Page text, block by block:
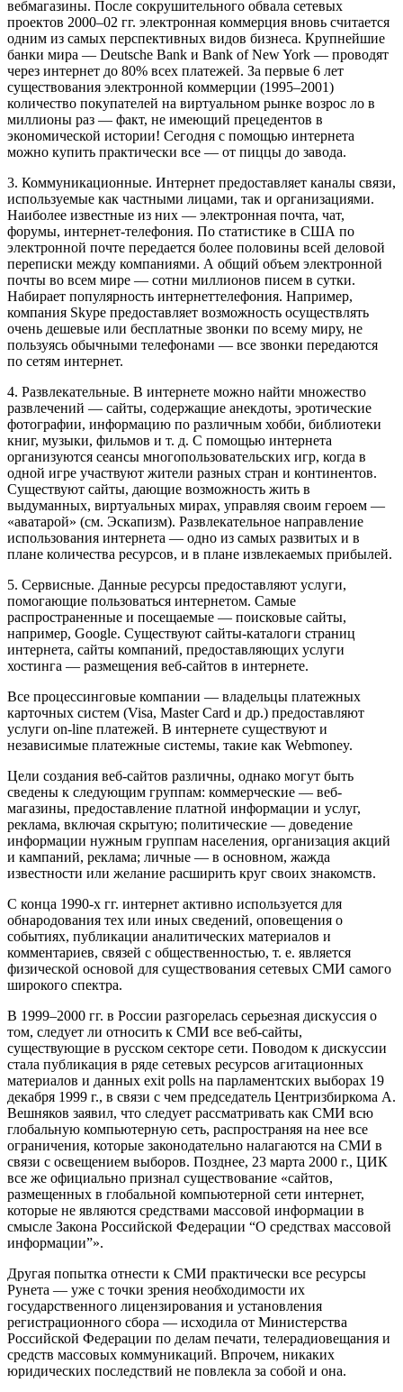
вебмагазины. После сокрушительного обвала сетевых
проектов 2000–02 гг. электронная коммерция вновь считается
одним из самых перспективных видов бизнеса. Крупнейшие
банки мира — Deutsche Bank и Bank of New York — проводят
через интернет до 80% всех платежей. За первые 6 лет
существования электронной коммерции (1995–2001)
количество покупателей на виртуальном рынке возрос ло в
миллионы раз — факт, не имеющий прецедентов в
экономической истории! Сегодня с помощью интернета
можно купить практически все — от пиццы до завода.
3. Коммуникационные. Интернет предоставляет каналы связи,
используемые как частными лицами, так и организациями.
Наиболее известные из них — электронная почта, чат,
форумы, интернет-телефония. По статистике в США по
электронной почте передается более половины всей деловой
переписки между компаниями. А общий объем электронной
почты во всем мире — сотни миллионов писем в сутки.
Набирает популярность интернеттелефония. Например,
компания Skype предоставляет возможность осуществлять
очень дешевые или бесплатные звонки по всему миру, не
пользуясь обычными телефонами — все звонки передаются
по сетям интернет.
4. Развлекательные. В интернете можно найти множество
развлечений — сайты, содержащие анекдоты, эротические
фотографии, информацию по различным хобби, библиотеки
книг, музыки, фильмов и т. д. С помощью интернета
организуются сеансы многопользовательских игр, когда в
одной игре участвуют жители разных стран и континентов.
Существуют сайты, дающие возможность жить в
выдуманных, виртуальных мирах, управляя своим героем —
«аватарой» (см. Эскапизм). Развлекательное направление
использования интернета — одно из самых развитых и в
плане количества ресурсов, и в плане извлекаемых прибылей.
5. Сервисные. Данные ресурсы предоставляют услуги,
помогающие пользоваться интернетом. Самые
распространенные и посещаемые — поисковые сайты,
например, Google. Существуют сайты-каталоги страниц
интернета, сайты компаний, предоставляющих услуги
хостинга — размещения веб-сайтов в интернете.
Все процессинговые компании — владельцы платежных
карточных систем (Visa, Master Card и др.) предоставляют
услуги on-line платежей. В интернете существуют и
независимые платежные системы, такие как Webmoney.
Цели создания веб-сайтов различны, однако могут быть
сведены к следующим группам: коммерческие — веб-
магазины, предоставление платной информации и услуг,
реклама, включая скрытую; политические — доведение
информации нужным группам населения, организация акций
и кампаний, реклама; личные — в основном, жажда
известности или желание расширить круг своих знакомств.
С конца 1990-х гг. интернет активно используется для
обнародования тех или иных сведений, оповещения о
событиях, публикации аналитических материалов и
комментариев, связей с общественностью, т. е. является
физической основой для существования сетевых СМИ самого
широкого спектра.
В 1999–2000 гг. в России разгорелась серьезная дискуссия о
том, следует ли относить к СМИ все веб-сайты,
существующие в русском секторе сети. Поводом к дискуссии
стала публикация в ряде сетевых ресурсов агитационных
материалов и данных exit polls на парламентских выборах 19
декабря 1999 г., в связи с чем председатель Центризбиркома А.
Вешняков заявил, что следует рассматривать как СМИ всю
глобальную компьютерную сеть, распространяя на нее все
ограничения, которые законодательно налагаются на СМИ в
связи с освещением выборов. Позднее, 23 марта 2000 г., ЦИК
все же официально признал существование «сайтов,
размещенных в глобальной компьютерной сети интернет,
которые не являются средствами массовой информации в
смысле Закона Российской Федерации “О средствах массовой
информации”».
Другая попытка отнести к СМИ практически все ресурсы
Рунета — уже с точки зрения необходимости их
государственного лицензирования и установления
регистрационного сбора — исходила от Министерства
Российской Федерации по делам печати, телерадиовещания и
средств массовых коммуникаций. Впрочем, никаких
юридических последствий не повлекла за собой и она.